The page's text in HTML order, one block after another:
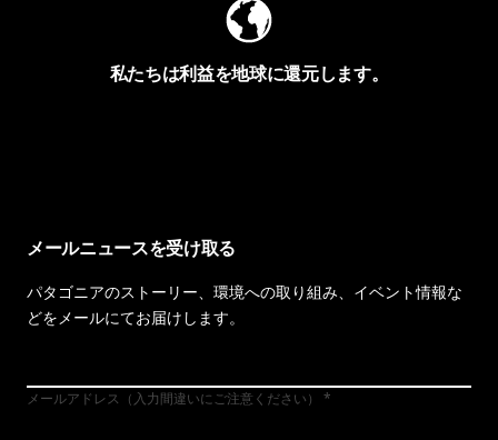
私たちは利益を地球に還元します。
メールニュースを受け取る
パタゴニアのストーリー、環境への取り組み、イベント情報な
どをメールにてお届けします。
メールアドレス（入力間違いにご注意ください）